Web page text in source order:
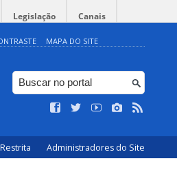
Legislação Canais
MAPA DO SITE
Administradores do Site